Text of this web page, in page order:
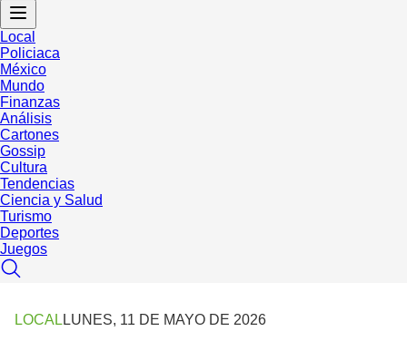
Local
Policiaca
México
Mundo
Finanzas
Análisis
Cartones
Gossip
Cultura
Tendencias
Ciencia y Salud
Turismo
Deportes
Juegos
LOCAL LUNES, 11 DE MAYO DE 2026